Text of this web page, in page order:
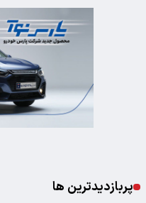
پربازدیدترین ها